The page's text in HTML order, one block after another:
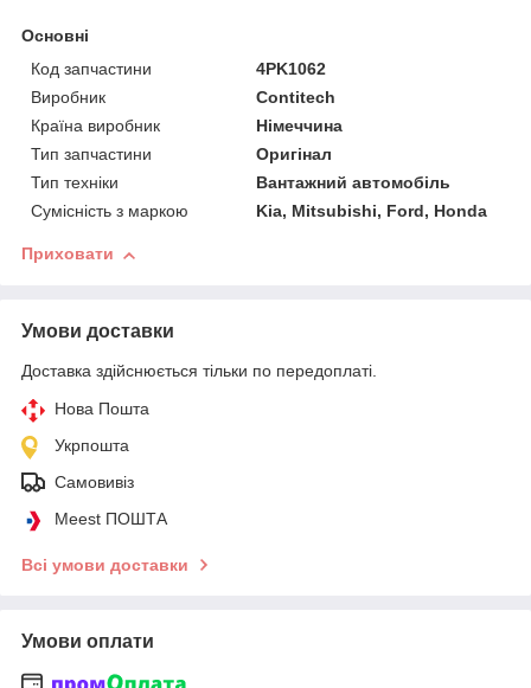
Основні
Код запчастини
4PK1062
Виробник
Contitech
Країна виробник
Німеччина
Тип запчастини
Оригінал
Тип техніки
Вантажний автомобіль
Сумісність з маркою
Kia, Mitsubishi, Ford, Honda
Приховати
Умови доставки
Доставка здійснюється тільки по передоплаті.
Нова Пошта
Укрпошта
Самовивіз
Meest ПОШТА
Всі умови доставки
Умови оплати